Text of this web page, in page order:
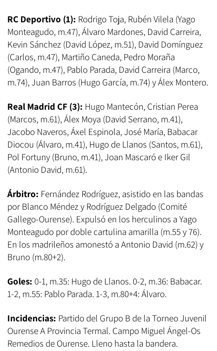
RC Deportivo (1): RodrigoToja, Rubén Vilela (Yago
Monteagudo, m.47), Álvaro Mardones, David Carreira,
Kevin Sánchez (David López, m.51), David Domínguez
(Carlos, m.47), Martiño Caneda, Pedro Moraña
(Ogando, m.47), Pablo Parada, David Carreira (Marco,
m.74), Juan Barros (Hugo García, m.74) y Álex Montero.
Real Madrid CF (3): Hugo Mantecón, Cristian Perea
(Marcos, m.61), Álex Moya (David Serrano, m.41),
Jacobo Naveros, Áxel Espinola, José María, Babacar
Diocou (Álvaro, m.41), Hugo de Llanos (Santos, m.61),
Pol Fortuny (Bruno, m.41), Joan Mascaró e Iker Gil
(Antonio David, m.61).
Árbitro: Fernández Rodríguez, asistido en las bandas
por Blanco Méndez y Rodríguez Delgado (Comité
Gallego-Ourense). Expulsó en los herculinos a Yago
Monteagudo por doble cartulina amarilla (m.55 y 76).
En los madrileños amonestó a Antonio David (m.62) y
Bruno (m.80+2).
Goles: 0-1, m.35: Hugo de Llanos. 0-2, m.36: Babacar.
1-2, m.55: Pablo Parada. 1-3, m.80+4: Álvaro.
Incidencias: Partido del Grupo B de la Torneo Juvenil
Ourense A Provincia Termal. Campo Miguel Ángel-Os
Remedios de Ourense. Lleno hasta la bandera.